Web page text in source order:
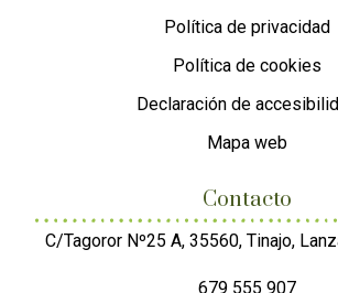
Política de privacidad
Política de cookies
Declaración de
Mapa web
Contacto
C/Tagoror Nº25 A, 35560, Tinajo,
679 555 907